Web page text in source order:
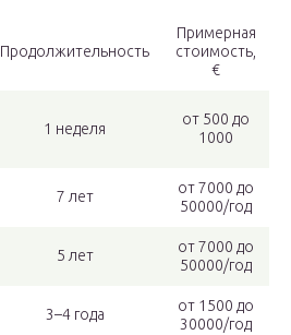
Продолжительность
Примерная
стоимость,
€
1 неделя
от 500 до
1000
7 лет
от 7000 до
50000/год
5 лет
от 7000 до
50000/год
3–4 года
от 1500 до
30000/год